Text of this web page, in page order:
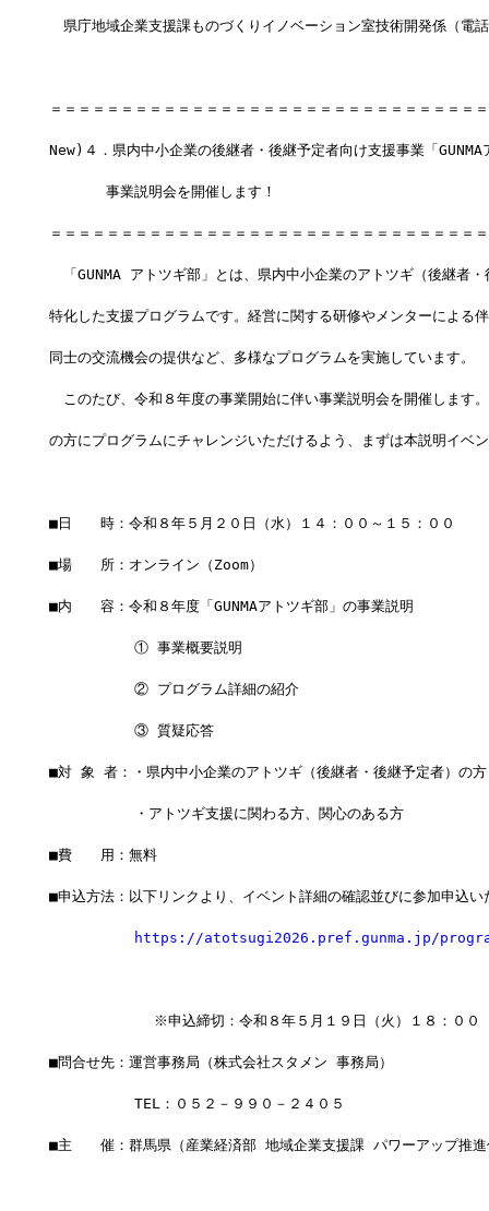
県庁地域企業支援課ものづくりイノベーション室技術開発係（
＝＝＝＝＝＝＝＝＝＝＝＝＝＝＝＝＝＝＝＝＝＝＝＝＝＝＝＝＝＝
New)４．県内中小企業の後継者・後継予定者向け支援事業「GUNMA
事業説明会を開催します！
＝＝＝＝＝＝＝＝＝＝＝＝＝＝＝＝＝＝＝＝＝＝＝＝＝＝＝＝＝＝
「GUNMA アトツギ部」とは、県内中小企業のアトツギ（後継者・
特化した支援プログラムです。経営に関する研修やメンターによる
同士の交流機会の提供など、多様なプログラムを実施しています。
このたび、令和８年度の事業開始に伴い事業説明会を開催します
の方にプログラムにチャレンジいただけるよう、まずは本説明イベ
■日　　時：令和８年５月２０日（水）１４：００～１５：００
■場　　所：オンライン（Zoom）
■内　　容：令和８年度「GUNMAアトツギ部」の事業説明
① 事業概要説明
② プログラム詳細の紹介
③ 質疑応答
■対 象 者：・県内中小企業のアトツギ（後継者・後継予定者）の方
・アトツギ支援に関わる方、関心のある方
■費　　用：無料
■申込方法：以下リンクより、イベント詳細の確認並びに参加申込い
https://atotsugi2026.pref.gunma.jp/
            ※申込締切：令和８年５月１９日（火）１８：００
■問合せ先：運営事務局（株式会社スタメン 事務局）
TEL：０５２－９９０－２４０５
■主　　催：群馬県（産業経済部 地域企業支援課 パワーアップ推進